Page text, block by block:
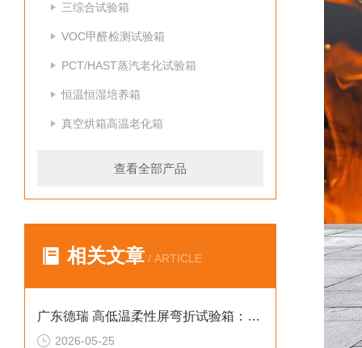
三综合试验箱
VOC甲醛检测试验箱
PCT/HAST蒸汽老化试验箱
恒温恒湿培养箱
真空烘箱高温老化箱
查看全部产品
相关文章 / ARTICLE
广东德瑞 高低温柔性屏弯折试验箱：解决温变弯折开裂 2026选型标准
2026-05-25